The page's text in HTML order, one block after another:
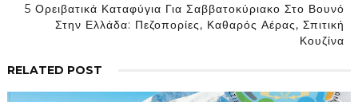
5 Ορειβατικά Καταφύγια Για Σαββατοκύριακο Στο Βουνό
Στην Ελλάδα: Πεζοπορίες, Καθαρός Αέρας, Σπιτική
Κουζίνα
RELATED POST